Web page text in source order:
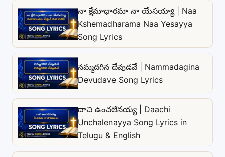
నా క్షేమాధారమా నా యేసయ్యా | Naa
Kshemadharama Naa Yesayya
Song Lyrics
నమ్మదగిన దేవుడవే | Nammadagina
Devudave Song Lyrics
దాచి ఉంచలేనయ్య | Daachi
Unchalenayya Song Lyrics in
Telugu & English